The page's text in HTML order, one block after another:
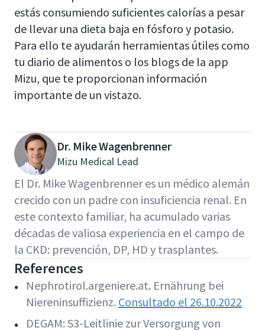
estás consumiendo suficientes calorías a pesar
de llevar una dieta baja en fósforo y potasio.
Para ello te ayudarán herramientas útiles como
tu diario de alimentos o los blogs de la app
Mizu, que te proporcionan información
importante de un vistazo.
Dr. Mike Wagenbrenner
Mizu Medical Lead
El Dr. Mike Wagenbrenner es un médico alemán
crecido con un padre con insuficiencia renal. En
este contexto familiar, ha acumulado varias
décadas de valiosa experiencia en el campo de
la CKD: prevención, DP, HD y trasplantes.
References
Nephrotirol.argeniere.at. Ernährung bei
Niereninsuffizienz. Consultado el 26.10.2022
DEGAM: S3-Leitlinie zur Versorgung von